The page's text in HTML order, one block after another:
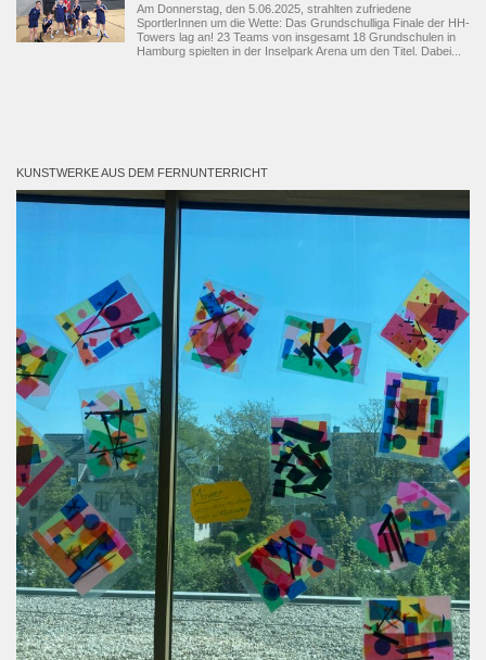
Am Donnerstag, den 5.06.2025, strahlten zufriedene
SportlerInnen um die Wette: Das Grundschulliga Finale der HH-
Towers lag an! 23 Teams von insgesamt 18 Grundschulen in
Hamburg spielten in der Inselpark Arena um den Titel. Dabei...
KUNSTWERKE AUS DEM FERNUNTERRICHT